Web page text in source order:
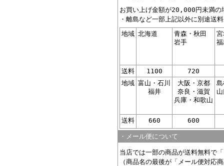
お買い上げ金額が20,000円未満の
・離島など一部上記以外に別途送
地域 北海道
青森・秋田
岩手
送料 1100
720
地域 富山・石川
福井
大阪・京都
奈良・滋賀
兵庫・和歌山
送料 660 600
・メール便について
当店では一部の商品が送料無料で
（商品名の最後が「メール便対応